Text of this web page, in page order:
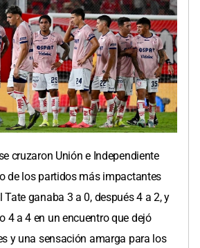
cruzaron Unión e Independiente
de los partidos más impactantes
ganaba 3 a 0, después 4 a 2, y
4 a 4 en un encuentro que dejó
y una sensación amarga para los